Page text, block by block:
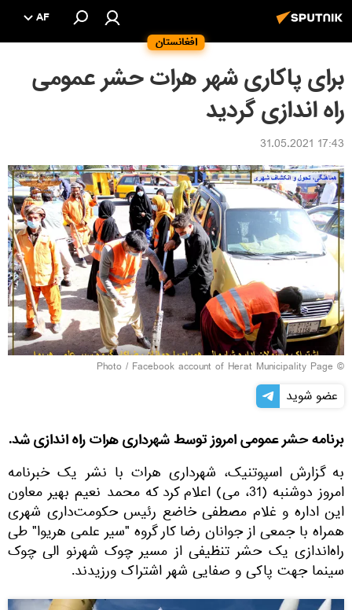
افغانستان
AF
براى پاکارى شهر هرات حشر عمومى
راه اندازى گرديد
17:43 31.05.2021
© Photo /
Facebook account of Herat Municipality Page
عضو شوید
برنامه حشر عمومى امروز توسط شهرداری هرات راه اندازی شد.
به گزارش اسپوتنیک، شهرداری هرات با نشر یک خبرنامه
امروز دوشنبه (31، می) اعلام کرد که محمد نعیم بهیر معاون
این اداره و غلام مصطفی خاضع رئیس حکومت‌داری شهری
همراه با جمعی از جوانان رضا کار گروه "سیر علمی هریوا" طی
راه‌اندازی یک حشر تنظیفی از مسیر چوک شهرنو الی چوک
سینما جهت پاکی و صفایی شهر اشتراک ورزیدند.